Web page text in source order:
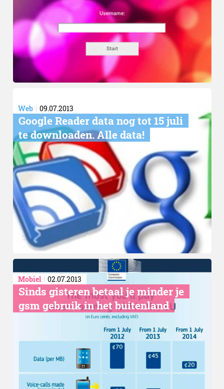
Web 09.07.2013
Google Reader data nog tot 15 juli
te downloaden. Alle data!
Mobiel 02.07.2013
Sinds gisteren betaal je minder je
gsm gebruik in het buitenland